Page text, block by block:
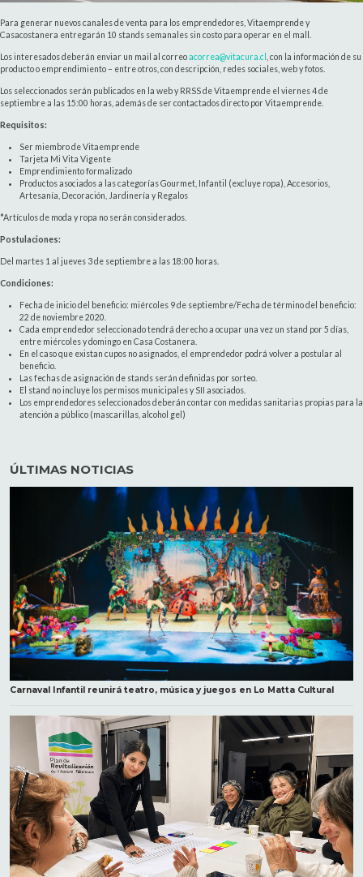
Para generar nuevos canales de venta para los emprendedores, Vitaemprende y
Casacostanera entregarán 10 stands semanales sin costo para operar en el mall.
Los interesados deberán enviar un mail al correoacorrea@vitacura.cl
, con la información de su
producto o emprendimiento – entre otros, con descripción, redes sociales, web y fotos.
Los seleccionados serán publicados en la web y RRSS de Vitaemprende el viernes 4 de
septiembre a las 15:00 horas, además de ser contactados directo por Vitaemprende.
Requisitos:
Ser miembro de Vitaemprende
Tarjeta Mi Vita Vigente
Emprendimiento formalizado
Productos asociados a las categorías Gourmet, Infantil (excluye ropa), Accesorios,
Artesanía, Decoración, Jardinería y Regalos
*Artículos de moda y ropa no serán considerados.
Postulaciones:
Del martes 1 al jueves 3 de septiembre a las 18:00 horas.
Condiciones:
Fecha de inicio del beneficio: miércoles 9 de septiembre/Fecha de término del beneficio:
22 de noviembre 2020.
Cada emprendedor seleccionado tendrá derecho a ocupar una vez un stand por 5 días,
entre miércoles y domingo en Casa Costanera.
En el caso que existan cupos no asignados, el emprendedor podrá volver a postular al
beneficio.
Las fechas de asignación de stands serán definidas por sorteo.
El stand no incluye los permisos municipales y SII asociados.
Los emprendedores seleccionados deberán contar con medidas sanitarias propias para la
atención a público (mascarillas, alcohol gel)
ÚLTIMAS NOTICIAS
Carnaval Infantil reunirá teatro, música y juegos en Lo Matta Cultural